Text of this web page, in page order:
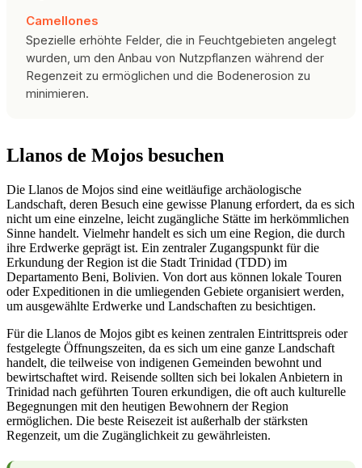
Camellones
Spezielle erhöhte Felder, die in Feuchtgebieten angelegt
wurden, um den Anbau von Nutzpflanzen während der
Regenzeit zu ermöglichen und die Bodenerosion zu
minimieren.
Llanos de Mojos besuchen
Die Llanos de Mojos sind eine weitläufige archäologische
Landschaft, deren Besuch eine gewisse Planung erfordert, da es sich
nicht um eine einzelne, leicht zugängliche Stätte im herkömmlichen
Sinne handelt. Vielmehr handelt es sich um eine Region, die durch
ihre Erdwerke geprägt ist. Ein zentraler Zugangspunkt für die
Erkundung der Region ist die Stadt Trinidad (TDD) im
Departamento Beni, Bolivien. Von dort aus können lokale Touren
oder Expeditionen in die umliegenden Gebiete organisiert werden,
um ausgewählte Erdwerke und Landschaften zu besichtigen.
Für die Llanos de Mojos gibt es keinen zentralen Eintrittspreis oder
festgelegte Öffnungszeiten, da es sich um eine ganze Landschaft
handelt, die teilweise von indigenen Gemeinden bewohnt und
bewirtschaftet wird. Reisende sollten sich bei lokalen Anbietern in
Trinidad nach geführten Touren erkundigen, die oft auch kulturelle
Begegnungen mit den heutigen Bewohnern der Region
ermöglichen. Die beste Reisezeit ist außerhalb der stärksten
Regenzeit, um die Zugänglichkeit zu gewährleisten.